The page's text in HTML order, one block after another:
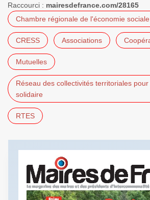
Raccourci : mairesdefrance.com/28165
Chambre régionale de l'économie
CRESS Associations
Mutuelles
Réseau des collectivités territoriales
solidaire
RTES